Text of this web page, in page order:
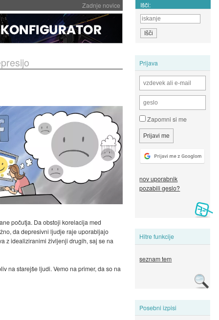
Zadnje novice Išči:
Prijava
Zapomni si me
nov uporabnik
pozabili geslo?
Hitre funkcije
seznam tem
Posebni izpisi
počutja. Da obstoji korelacija med
da depresivni ljudje raje uporabljajo
z idealiziranimi življenji drugih, saj se na
na starejše ljudi. Vemo na primer, da so na